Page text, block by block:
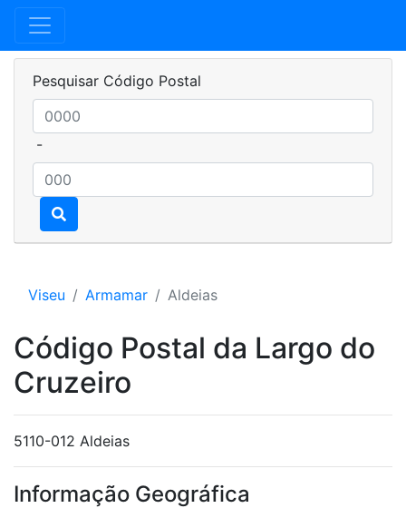
Pesquisar Código Postal
-
Viseu Armamar Aldeias
Código Postal da Largo do
Cruzeiro
5110-012 Aldeias
Informação Geográfica